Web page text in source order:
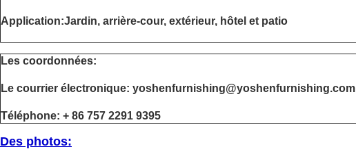
Application:Jardin, arrière-cour, extérieur, hôtel et patio
Les coordonnées:
Le courrier électronique: yoshenfurnishing@yoshenfurnishing.com
Téléphone: + 86 757 2291 9395
Des photos: